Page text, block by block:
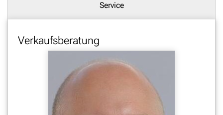
Service
Verkaufsberatung